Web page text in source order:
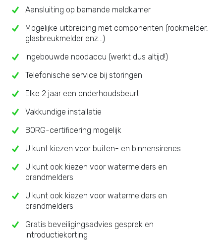
Aansluiting op bemande meldkamer
Mogelijke uitbreiding met componenten (rookmelder,
glasbreukmelder enz...)
Ingebouwde noodaccu (werkt dus altijd!)
Telefonische service bij storingen
Elke 2 jaar een onderhoudsbeurt
Vakkundige installatie
BORG-certificering mogelijk
U kunt kiezen voor buiten- en binnensirenes
U kunt ook kiezen voor watermelders en
brandmelders
U kunt ook kiezen voor watermelders en
brandmelders
Gratis beveiligingsadvies gesprek en
introductiekorting